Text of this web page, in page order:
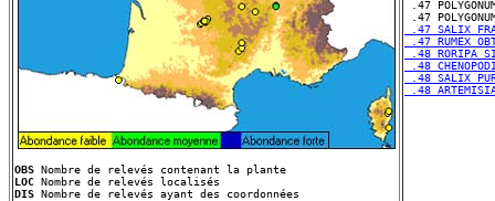
OBS
LOC
DIS Nombre de relevés ayant des coordonnées
.47 SALIX
.47 RUMEX
.48 RORIPA
.48
.48 SALIX
.48